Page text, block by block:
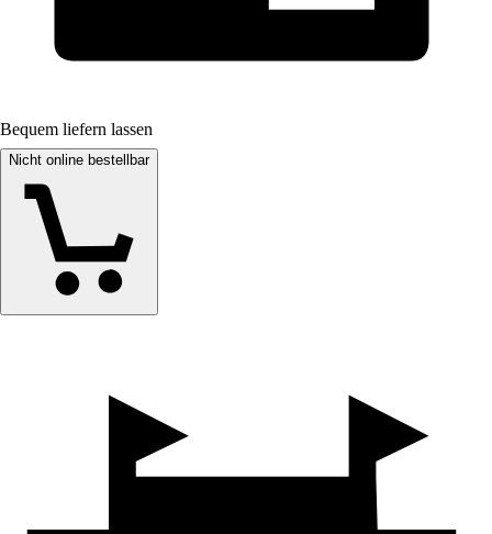
Bequem liefern lassen
Nicht online bestellbar